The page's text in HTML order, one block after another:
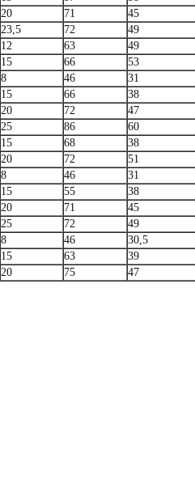
20 71 45
23,5 72 49
12 63 49
15 66 53
8 46 31
15 66 38
20 72 47
25 86 60
15 68 38
20 72 51
8 46 31
15 55 38
20 71 45
25 72 49
8 46 30,5
15 63 39
20 75 47